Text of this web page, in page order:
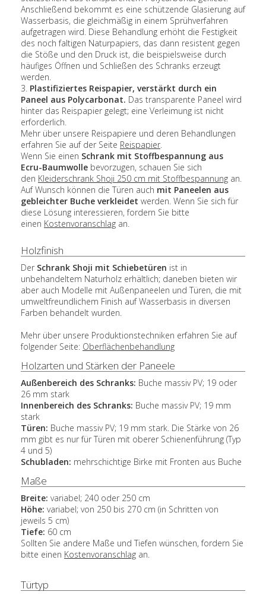
Anschließend bekommt es eine schützende Glasierung auf
Wasserbasis, die gleichmäßig in einem Sprühverfahren
aufgetragen wird. Diese Behandlung erhöht die Festigkeit
des noch faltigen Naturpapiers, das dann resistent gegen
die Stöße und den Druck ist, die beispielsweise durch
häufiges Öffnen und Schließen des Schranks erzeugt
werden.
3. Plastifiziertes Reispapier, verstärkt durch ein
Paneel aus Polycarbonat. Das transparente Paneel wird
hinter das Reispapier gelegt; eine Verleimung ist nicht
erforderlich.
Mehr über unsere Reispapiere und deren Behandlungen
erfahren Sie auf der Seite Reispapier
Wenn Sie einen Schrank mit Stoffbespannung aus
Ecru-Baumwolle bevorzugen, schauen Sie sich
den Kleiderschrank Shoji 250 cm mit Stoffbespannung an.
Auf Wunsch können die Türen auch mit Paneelen aus
gebleichter Buche verkleidet werden. Wenn Sie sich für
diese Lösung interessieren, fordern Sie bitte
einen Kostenvoranschlag an.
Holzfinish
Der Schrank Shoji mit Schiebetüren ist in
unbehandeltem Naturholz erhältlich; daneben bieten wir
aber auch Modelle mit Außenpaneelen und Türen, die mit
umweltfreundlichem Finish auf Wasserbasis in diversen
Farben behandelt wurden.
Mehr über unsere Produktionstechniken erfahren Sie auf
folgender Seite: Oberflächenbehandlung
Holzarten und Stärken der Paneele
Außenbereich des Schranks: Buche massiv PV; 19 oder
26 mm stark
Innenbereich des Schranks: Buche massiv PV; 19 mm
stark
Türen: Buche massiv PV; 19 mm stark. Die Stärke von 26
mm gibt es nur für Türen mit oberer Schienenführung (Typ
4 und 5)
Schubladen: mehrschichtige Birke mit Fronten aus Buche
Maße
Breite: variabel; 240 oder 250 cm
Höhe: variabel; von 250 bis 270 cm (in Schritten von
jeweils 5 cm)
Tiefe: 60 cm
Sollten Sie andere Maße und Tiefen wünschen, fordern Sie
bitte einen Kostenvoranschlag an.
Türtyp